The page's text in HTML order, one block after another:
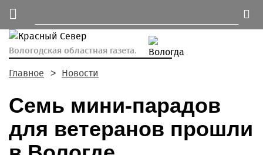
Вологодская областная газета.
Главное Новости
Семь мини-парадов
для ветеранов прошли